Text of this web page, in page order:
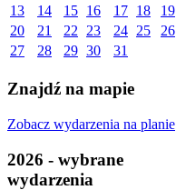
13
14 15 16 17 18
19
20
21 22 23 24 25
26
27
28 29 30 31
Znajdź na mapie
Zobacz wydarzenia na planie
2026 - wybrane
wydarzenia